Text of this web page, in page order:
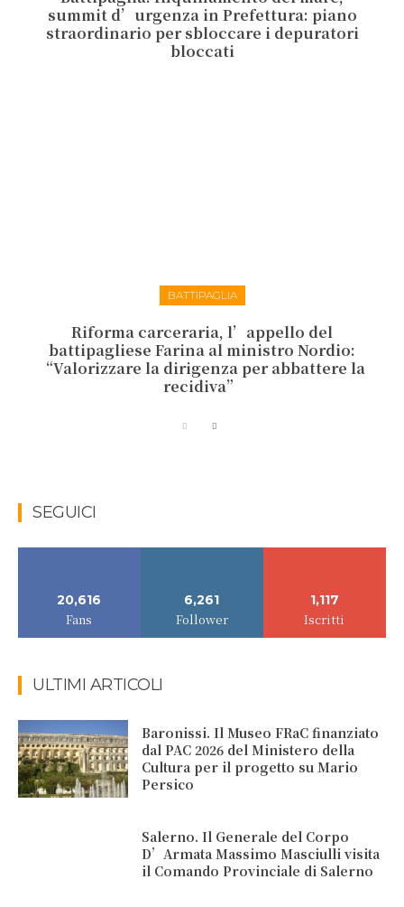
summit d’urgenza in Prefettura: piano
straordinario per sbloccare i depuratori
bloccati
BATTIPAGLIA
Riforma carceraria, l’appello del
battipagliese Farina al ministro Nordio:
“Valorizzare la dirigenza per abbattere la
recidiva”
SEGUICI
20,616
Fans
6,261
Follower
1,117
Iscritti
ULTIMI ARTICOLI
Baronissi. Il Museo FRaC finanziato
dal PAC 2026 del Ministero della
Cultura per il progetto su Mario
Persico
Salerno. Il Generale del Corpo
D’Armata Massimo Masciulli visita
il Comando Provinciale di Salerno